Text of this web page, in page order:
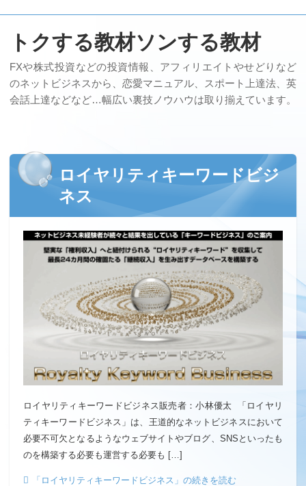
トクする教材ソンする教材
FXや株式投資などの投資情報、アフィリエイトやせどりなど
のネットビジネスから、恋愛マニュアル、スポート上達法、英
会話上達などなど…幅広い裏技ノウハウは取り揃えています。
ロイヤリティキーワードビジ
ネス
ロイヤリティキーワードビジネス販売者：小林優太 「ロイヤリ
ティキーワードビジネス」は、王道的なネットビジネスにおいて
必要不可欠となるようなウェブサイトやブログ、SNSといったも
のを構築する必要も運営する必要も […]
「ロイヤリティキーワードビジネス」の続きを読む